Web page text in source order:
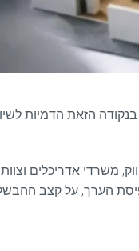
הזאת הדמיות
משרדי אדריכלים
הערך, על קצב